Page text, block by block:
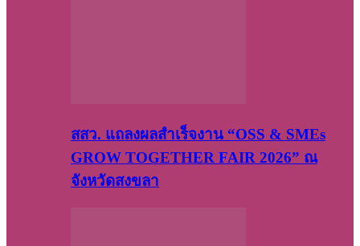
สสว. แถลงผลสำเร็จงาน “OSS & SMEs
GROW TOGETHER FAIR 2026” ณ
จังหวัดสงขลา